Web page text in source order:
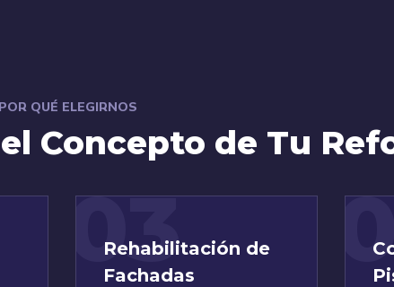
QUÉ ELEGIRNOS
Concepto de Tu
03
Rehabilitación de
Fachadas